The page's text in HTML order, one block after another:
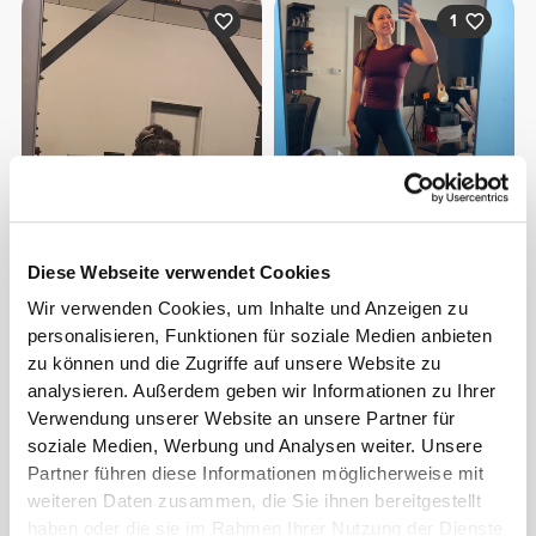
Diese Webseite verwendet Cookies
Wir verwenden Cookies, um Inhalte und Anzeigen zu
personalisieren, Funktionen für soziale Medien anbieten
zu können und die Zugriffe auf unsere Website zu
analysieren. Außerdem geben wir Informationen zu Ihrer
Verwendung unserer Website an unsere Partner für
soziale Medien, Werbung und Analysen weiter. Unsere
Partner führen diese Informationen möglicherweise mit
weiteren Daten zusammen, die Sie ihnen bereitgestellt
haben oder die sie im Rahmen Ihrer Nutzung der Dienste
Abillette
Turbi
1
Michelle
Raqueldcunha
Passt hervorragend zu